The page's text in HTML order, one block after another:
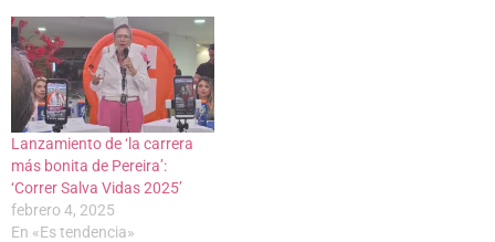
Lanzamiento de ‘la carrera
más bonita de Pereira’:
‘Correr Salva Vidas 2025’
febrero 4, 2025
En «Es tendencia»